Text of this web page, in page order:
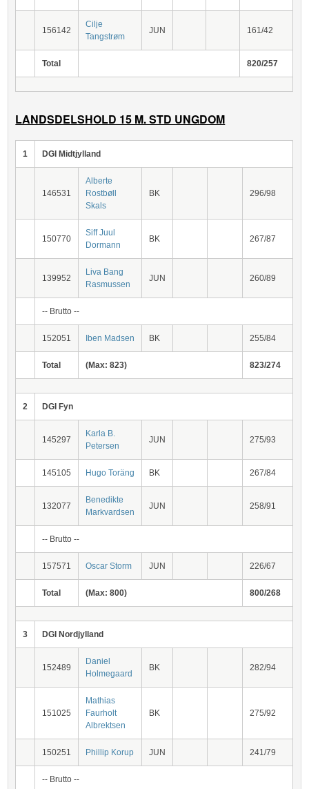
156142
Cilje
Tangstrøm
JUN 161/42
Total 820/257
LANDSDELSHOLD 15 M. STD UNGDOM
1 DGI Midtjylland
146531
Alberte
Rostbøll
Skals
BK 296/98
150770
Siff Juul
Dormann
BK 267/87
139952
Liva Bang
Rasmussen
JUN 260/89
-- Brutto --
152051 Iben Madsen BK 255/84
Total (Max: 823) 823/274
2 DGI Fyn
145297
Karla B.
Petersen
JUN 275/93
145105 Hugo Toräng BK 267/84
132077
Benedikte
Markvardsen
JUN 258/91
-- Brutto --
157571 Oscar Storm JUN 226/67
Total (Max: 800) 800/268
3 DGI Nordjylland
152489
Daniel
Holmegaard
BK 282/94
151025
Mathias
Faurholt
Albrektsen
BK 275/92
150251 Phillip Korup JUN 241/79
-- Brutto --